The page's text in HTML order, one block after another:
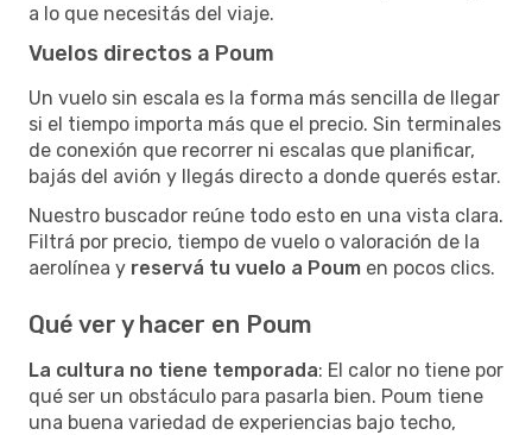
a lo que necesitás del viaje.
Vuelos directos a Poum
Un vuelo sin escala es la forma más sencilla de llegar
si el tiempo importa más que el precio. Sin terminales
de conexión que recorrer ni escalas que planificar,
bajás del avión y llegás directo a donde querés estar.
Nuestro buscador reúne todo esto en una vista clara.
Filtrá por precio, tiempo de vuelo o valoración de la
aerolínea y reservá tu vuelo a Poum en pocos clics.
Qué ver y hacer en Poum
La cultura no tiene temporada: El calor no tiene por
qué ser un obstáculo para pasarla bien. Poum tiene
una buena variedad de experiencias bajo techo,